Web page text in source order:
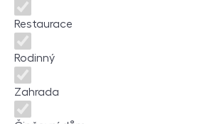
Restaurace
Rodinný
Zahrada